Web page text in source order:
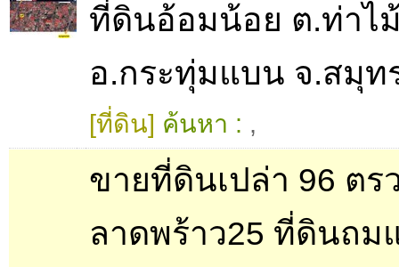
ที่ดินอ้อมน้อย ต.ท่าไ
อ.กระทุ่มแบน จ.สมุท
[ที่ดิน] ค้นหา : ,
ขายที่ดินเปล่า 96 ตร
ลาดพร้าว25 ที่ดินถม